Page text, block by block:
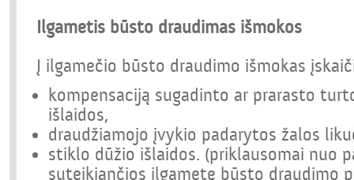
Ilgametis būsto draudimas išmokos
Į ilgamečio būsto draudimo išmokas
kompensaciją sugadinto ar prarasto
išlaidos,
draudžiamojo įvykio padarytos žalos
stiklo dūžio išlaidos. (priklausomai nuo
suteikiančios ilgametę būsto draudimo